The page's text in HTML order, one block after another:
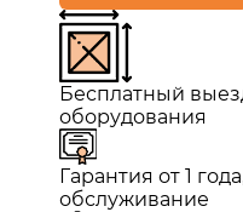
Бесплатный
оборудования
Гарантия от 1
обслуживание